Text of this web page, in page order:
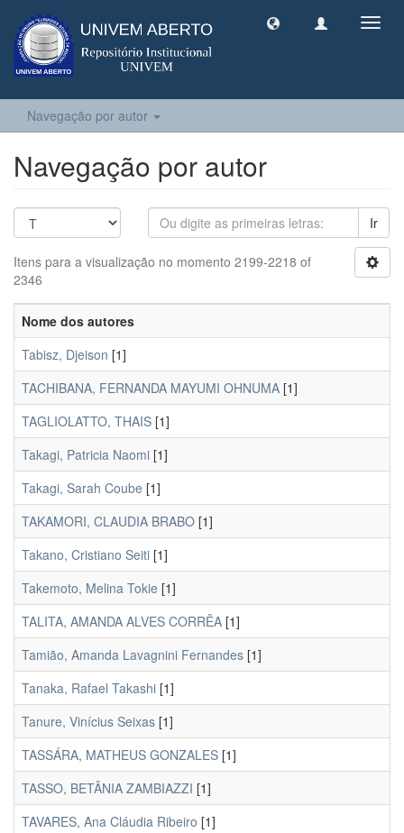
Navegação por autor
Navegação por autor
Ir
Itens para a visualização no momento 2199-2218 of
2346
Nome dos autores
Tabisz, Djeison [1]
TACHIBANA, FERNANDA MAYUMI OHNUMA [1]
TAGLIOLATTO, THAIS [1]
Takagi, Patricia Naomi [1]
Takagi, Sarah Coube [1]
TAKAMORI, CLAUDIA BRABO [1]
Takano, Cristiano Seiti [1]
Takemoto, Melina Tokie [1]
TALITA, AMANDA ALVES CORRÊA [1]
Tamião, Amanda Lavagnini Fernandes [1]
Tanaka, Rafael Takashi [1]
Tanure, Vinícius Seixas [1]
TASSÁRA, MATHEUS GONZALES [1]
TASSO, BETÂNIA ZAMBIAZZI [1]
TAVARES, Ana Cláudia Ribeiro [1]